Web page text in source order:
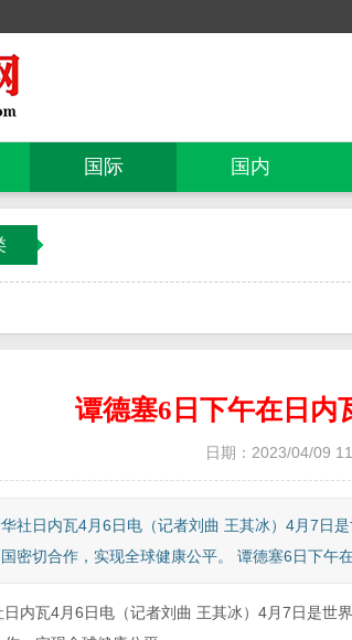
国际 国内
谭德塞6日下午在日内
日期：2023/04/09
社日内瓦4月6日电（记者刘曲 王其冰）4月7日
密切合作，实现全球健康公平。 谭德塞6日下午
日内瓦4月6日电（记者刘曲 王其冰）4月7日是世